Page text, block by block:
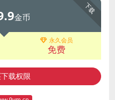
下载
金币
永久会员
免费
载权限